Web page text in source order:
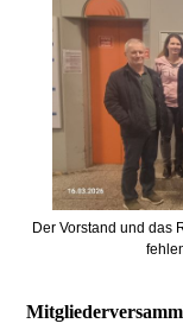
Der Vorstand und das